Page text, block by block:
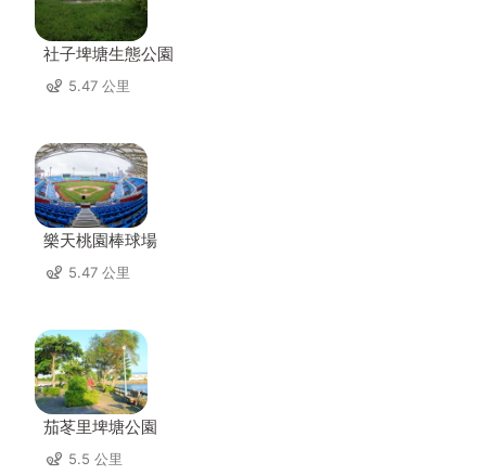
社子埤塘生態公園
5.47 公里
樂天桃園棒球場
5.47 公里
茄苳里埤塘公園
5.5 公里